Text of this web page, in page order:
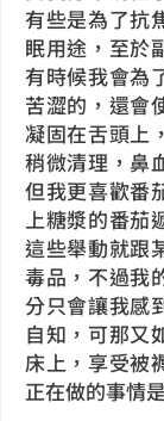
有些是為了抗
眠用途，至於
有時候我會為
苦澀的，還會
凝固在舌頭上
稍微清理，鼻
但我更喜歡番
上糖漿的番
這些舉動就跟
毒品，不過我
分只會讓我感
自知，可那又
床上，享受被
正在做的事情